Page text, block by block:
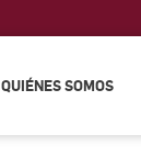
QUIÉNES SOMOS